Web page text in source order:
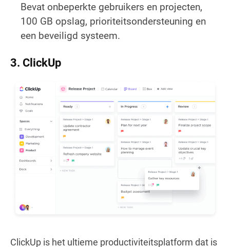
Bevat onbeperkte gebruikers en projecten,
100 GB opslag, prioriteitsondersteuning en
een beveiligd systeem.
3. ClickUp
ClickUp is het ultieme productiviteitsplatform dat is